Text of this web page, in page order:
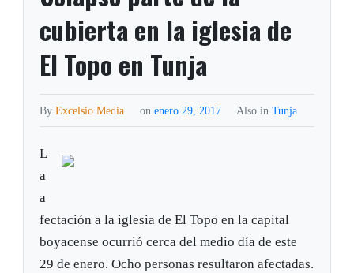
cubierta en la iglesia de
El Topo en Tunja
ByExcelsio Media on enero 29, 2017 Also in Tunja
L
a
a
fectación a la iglesia de El Topo en la capital
boyacense ocurrió cerca del medio día de este
29 de enero. Ocho personas resultaron afectadas.